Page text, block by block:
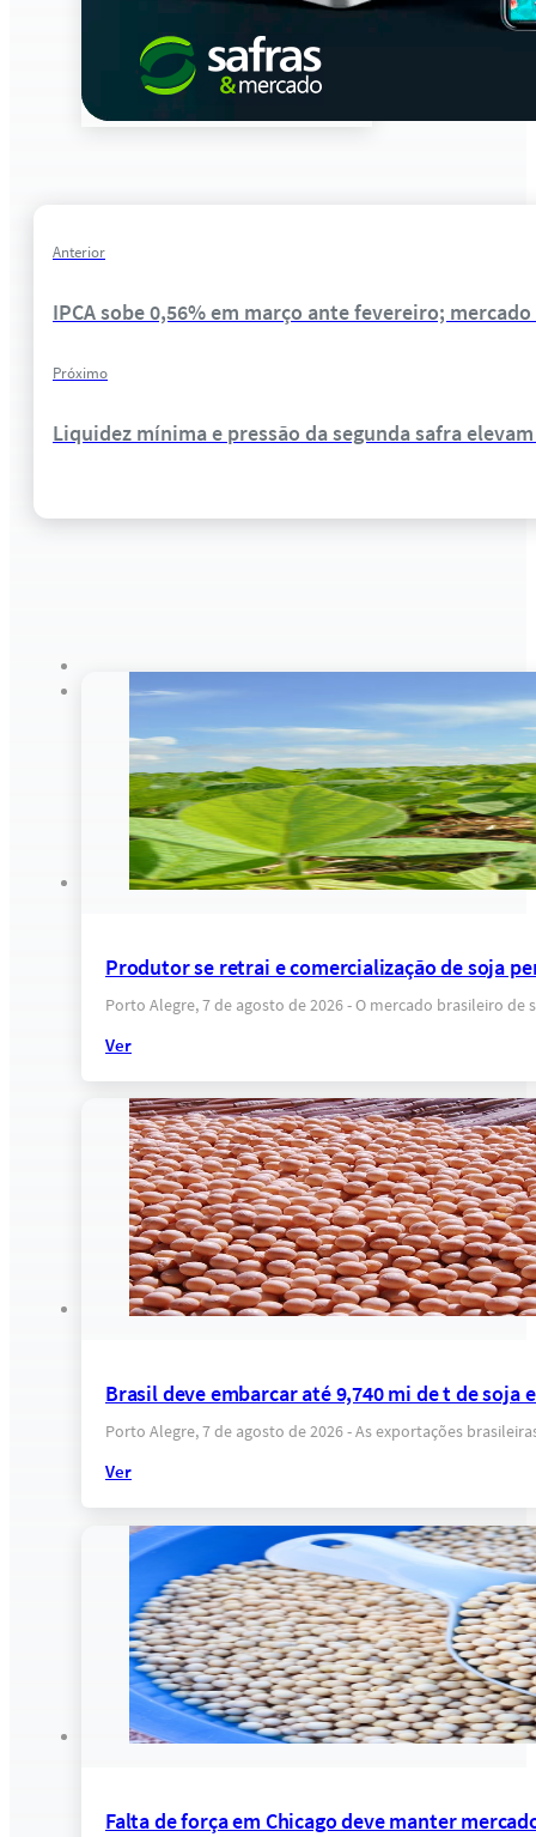
Anterior
IPCA sobe 0,56% em março ante fevereiro;
Próximo
Liquidez mínima e pressão da segunda safra
Produtor se retrai e comercialização de soja
Porto Alegre, 7 de agosto de 2026 - O mercado brasileiro
Ver
Brasil deve embarcar até 9,740 mi de t de soja
Porto Alegre, 7 de agosto de 2026 - As exportações
Ver
Falta de força em Chicago deve manter